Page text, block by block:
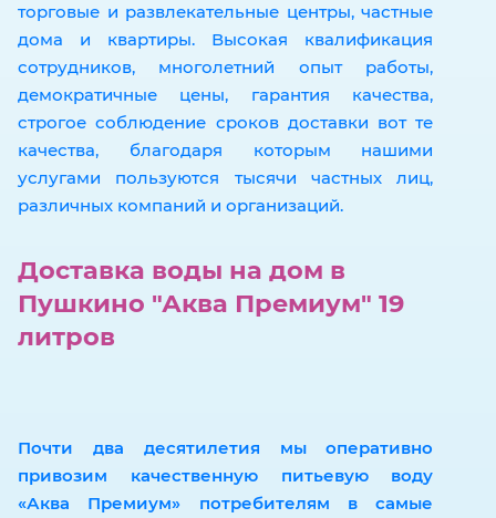
торговые и развлекательные центры, частные
дома и квартиры. Высокая квалификация
сотрудников, многолетний опыт работы,
демократичные цены, гарантия качества,
строгое соблюдение сроков доставки вот те
качества, благодаря которым нашими
услугами пользуются тысячи частных лиц,
различных компаний и организаций.
Доставка воды на дом в
Пушкино "Аква Премиум" 19
литров
Почти два десятилетия мы оперативно
привозим качественную питьевую воду
«Аква Премиум» потребителям в самые